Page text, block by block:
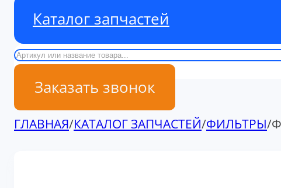
Каталог запчастей
Поиск
Заказать звонок
ГЛАВНАЯ/КАТАЛОГ ЗАПЧАСТЕЙ/ФИЛЬТРЫ/